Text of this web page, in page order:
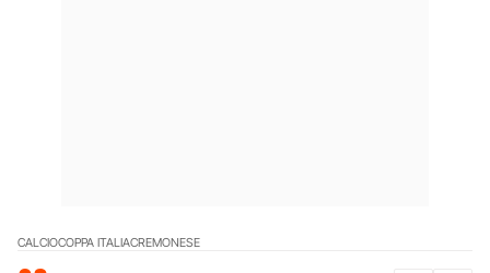
CALCIOCOPPA ITALIACREMONESE